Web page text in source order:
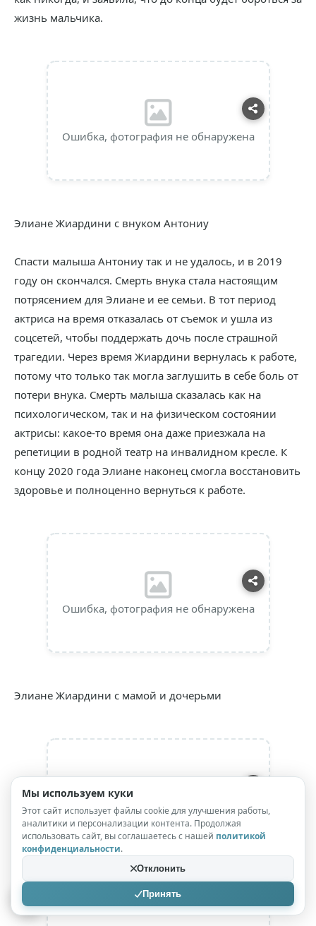
жизнь мальчика.
Ошибка, фотография не обнаружена
Элиане Жиардини с внуком Антониу
Спасти малыша Антониу так и не удалось, и в 2019
году он скончался. Смерть внука стала настоящим
потрясением для Элиане и ее семьи. В тот период
актриса на время отказалась от съемок и ушла из
соцсетей, чтобы поддержать дочь после страшной
трагедии. Через время Жиардини вернулась к работе,
потому что только так могла заглушить в себе боль от
потери внука. Смерть малыша сказалась как на
психологическом, так и на физическом состоянии
актрисы: какое-то время она даже приезжала на
репетиции в родной театр на инвалидном кресле. К
концу 2020 года Элиане наконец смогла восстановить
здоровье и полноценно вернуться к работе.
Ошибка, фотография не обнаружена
Элиане Жиардини с мамой и дочерьми
Ошибка, фотография не обнаружена
Мы используем куки
Этот сайт использует файлы cookie для улучшения работы,
аналитики и персонализации контента. Продолжая
использовать сайт, вы соглашаетесь с нашей политикой
конфиденциальности.
Отклонить
Принять